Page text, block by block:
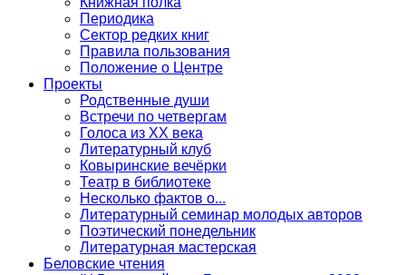
Периодика
Сектор редких книг
Правила пользования
Положение о Центре
Проекты
Родственные души
Встречи по четвергам
Голоса из ХХ века
Литературный клуб
Ковыринские вечёрки
Театр в библиотеке
Несколько фактов о...
Литературный семинар молодых авторов
Поэтический понедельник
Литературная мастерская
Беловские чтения